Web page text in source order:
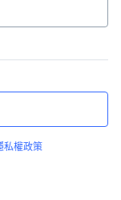
私權政策